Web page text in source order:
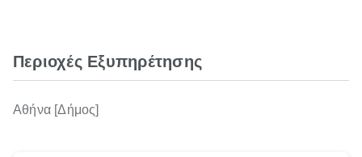
Περιοχές Εξυπηρέτησης
Αθήνα [Δήμος]